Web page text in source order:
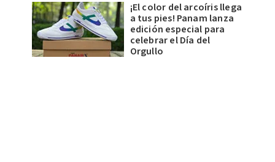
¡El color del arcoíris llega
a tus pies! Panam lanza
edición especial para
celebrar el Día del
Orgullo